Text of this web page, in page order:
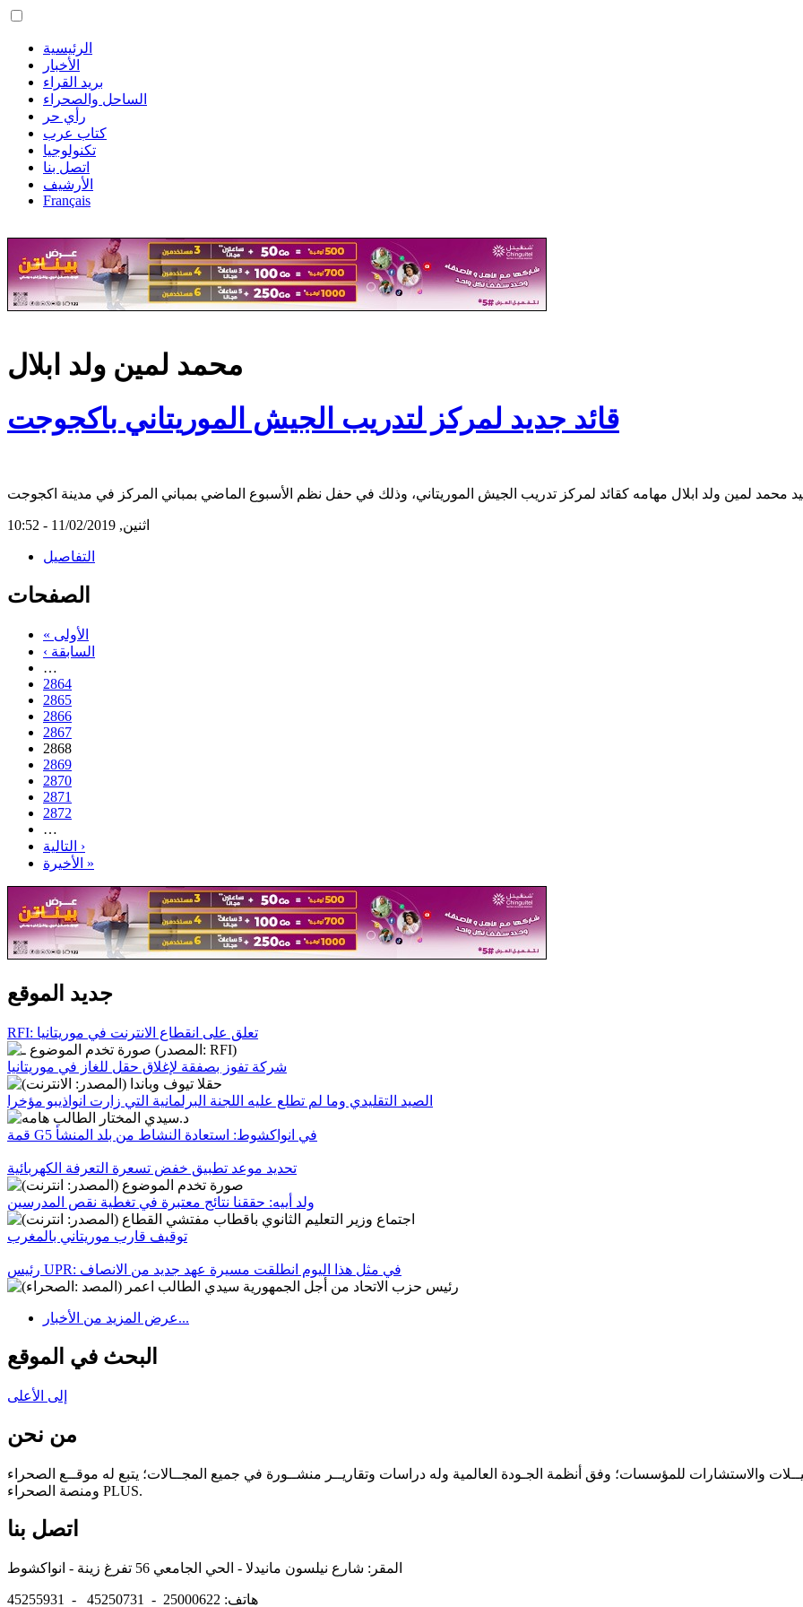
الرئيسية
الأخبار
بريد القراء
الساحل والصحراء
رأي حر
كتاب عرب
تكنولوجيا
اتصل بنا
الأرشيف
Français
محمد لمين ولد ابلال
قائد جديد لمركز لتدريب الجيش الموريتاني باكجوجت
اثنين, 11/02/2019 - 10:52
التفاصيل
الصفحات
« الأولى
‹ السابقة
…
2864
2865
2866
2867
2868
2869
2870
2871
2872
…
التالية ›
الأخيرة »
جديد الموقع
RFI: تعلق على انقطاع الانترنت في موريتانيا
شركة تفوز بصفقة لإغلاق حقل للغاز في موريتانيا
الصيد التقليدي وما لم تطلع عليه اللجنة البرلمانية التي زارت انواذيبو مؤخرا
قمة G5 في انواكشوط: استعادة النشاط من بلد المنشأ
تحديد موعد تطبيق خفض تسعرة التعرفة الكهربائية
ولد أييه: حققنا نتائج معتبرة في تغطية نقص المدرسين
توقيف قارب موريتاني بالمغرب
رئيس UPR: في مثل هذا اليوم انطلقت مسيرة عهد جديد من الانصاف
عرض المزيد من الأخبار...
البحث في الموقع
إلى الأعلى
من نحن
والاستشارات للمؤسسات؛ وفق أنظمة الجـودة العالمية وله دراسات وتقاريــر منشــورة في جميع المجــالات؛ يتبع له موقــع الصحراء
ومنصة الصحراء PLUS.
اتصل بنا
هاتف: 25000622 - 45250731 - 45255931